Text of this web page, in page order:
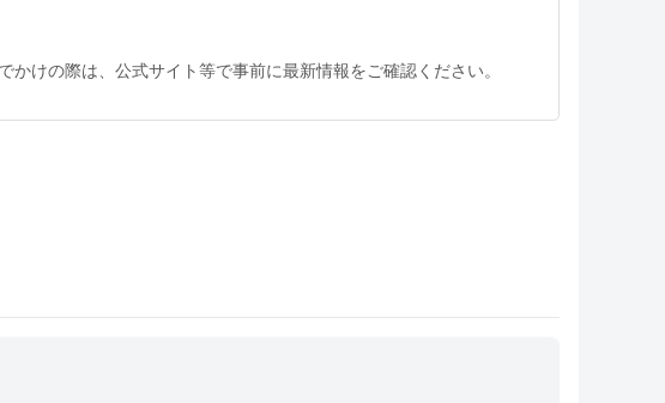
けの際は、公式サイト等で事前に最新情報をご確認ください。